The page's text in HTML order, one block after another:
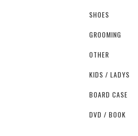
SHOES
GROOMING
OTHER
KIDS / LADYS
BOARD CASE
DVD / BOOK